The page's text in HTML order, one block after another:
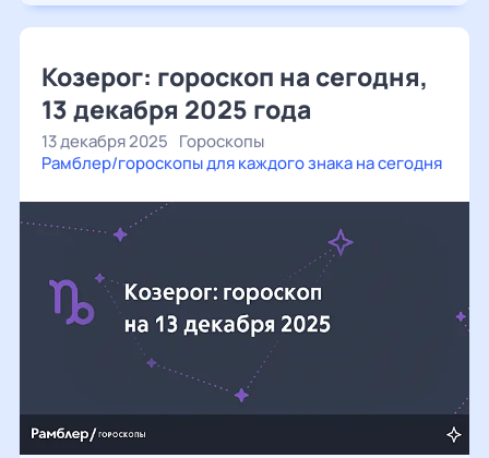
Козерог: гороскоп на сегодня,
13 декабря 2025 года
13 декабря 2025 Гороскопы
Рамблер/гороскопы для каждого знака на сегодня